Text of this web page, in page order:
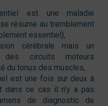
est une maladie
résume au tremblement
essentiel),
cérébrale mais un
des circuits moteurs
du tonus des muscles,
est une fois sur deux à
dans ce cas il n’y a pas
de diagnostic de